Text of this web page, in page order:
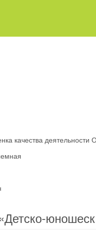
качества деятельности